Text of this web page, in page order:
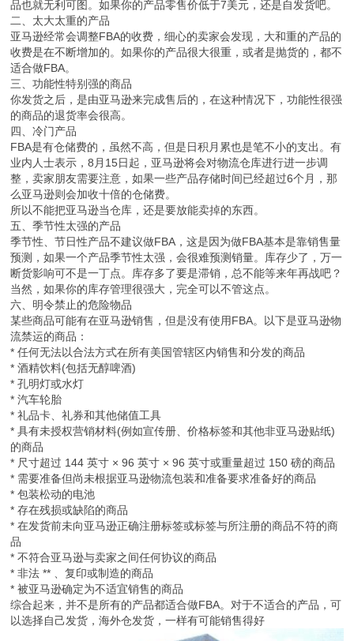
品也就无利可图。如果你的产品零售价低于7美元，还是自发货吧。
二、太大太重的产品
亚马逊经常会调整FBA的收费，细心的卖家会发现，大和重的产品的
收费是在不断增加的。如果你的产品很大很重，或者是抛货的，都不
适合做FBA。
三、功能性特别强的商品
你发货之后，是由亚马逊来完成售后的，在这种情况下，功能性很强
的商品的退货率会很高。
四、冷门产品
FBA是有仓储费的，虽然不高，但是日积月累也是笔不小的支出。有
业内人士表示，8月15日起，亚马逊将会对物流仓库进行进一步调
整，卖家朋友需要注意，如果一些产品存储时间已经超过6个月，那
么亚马逊则会加收十倍的仓储费。
所以不能把亚马逊当仓库，还是要放能卖掉的东西。
五、季节性太强的产品
季节性、节日性产品不建议做FBA，这是因为做FBA基本是靠销售量
预测，如果一个产品季节性太强，会很难预测销量。库存少了，万一
断货影响可不是一丁点。库存多了要是滞销，总不能等来年再战吧？
当然，如果你的库存管理很强大，完全可以不管这点。
六、明令禁止的危险物品
某些商品可能有在亚马逊销售，但是没有使用FBA。以下是亚马逊物
流禁运的商品：
* 任何无法以合法方式在所有美国管辖区内销售和分发的商品
* 酒精饮料(包括无醇啤酒)
* 孔明灯或水灯
* 汽车轮胎
* 礼品卡、礼券和其他储值工具
* 具有未授权营销材料(例如宣传册、价格标签和其他非亚马逊贴纸)
的商品
* 尺寸超过 144 英寸 × 96 英寸 × 96 英寸或重量超过 150 磅的商品
* 需要准备但尚未根据亚马逊物流包装和准备要求准备好的商品
* 包装松动的电池
* 存在残损或缺陷的商品
* 在发货前未向亚马逊正确注册标签或标签与所注册的商品不符的商
品
* 不符合亚马逊与卖家之间任何协议的商品
* 非法 ** 、复印或制造的商品
* 被亚马逊确定为不适宜销售的商品
综合起来，并不是所有的产品都适合做FBA。对于不适合的产品，可
以选择自己发货，海外仓发货，一样有可能销售得好